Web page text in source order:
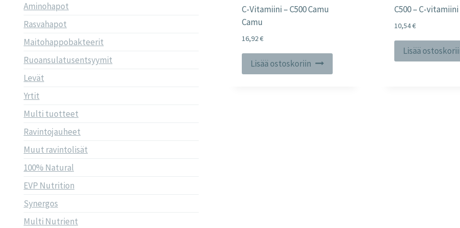
C-Vitamiini – C500 Camu
Camu
16,92€
Lisää ostoskoriin
C500 – C-vitamiini
10,54€
Lisää
Aminohapot
Rasvahapot
Maitohappobakteerit
Ruoansulatusentsyymit
Levät
Yrtit
Multi tuotteet
Ravintojauheet
Muut ravintolisät
100% Natural
EVP Nutrition
Synergos
Multi Nutrient